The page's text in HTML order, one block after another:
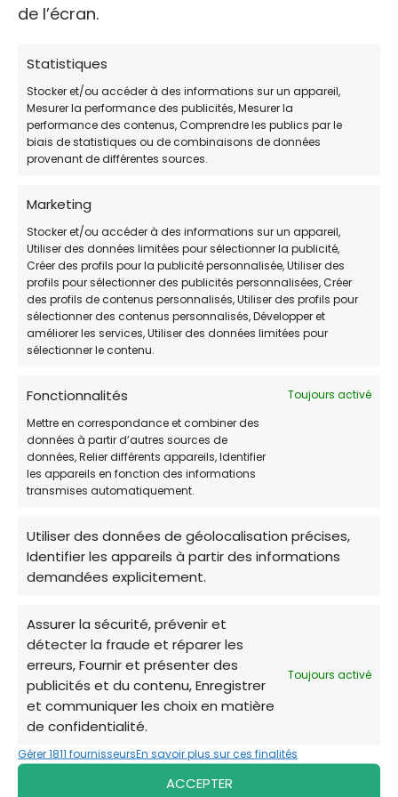
de l’écran.
Statistiques
Stocker et/ou accéder à des informations sur un appareil,
Mesurer la performance des publicités, Mesurer la
performance des contenus, Comprendre les publics par le
biais de statistiques ou de combinaisons de données
provenant de différentes sources.
Marketing
Stocker et/ou accéder à des informations sur un appareil,
Utiliser des données limitées pour sélectionner la publicité,
Créer des profils pour la publicité personnalisée, Utiliser des
profils pour sélectionner des publicités personnalisées, Créer
des profils de contenus personnalisés, Utiliser des profils pour
sélectionner des contenus personnalisés, Développer et
améliorer les services, Utiliser des données limitées pour
sélectionner le contenu.
Fonctionnalités
Toujours activé
Mettre en correspondance et combiner des
données à partir d’autres sources de
données, Relier différents appareils, Identifier
les appareils en fonction des informations
transmises automatiquement.
Utiliser des données de géolocalisation précises,
Identifier les appareils à partir des informations
demandées explicitement.
Assurer la sécurité, prévenir et
détecter la fraude et réparer les
erreurs, Fournir et présenter des
publicités et du contenu, Enregistrer
et communiquer les choix en matière
de confidentialité.
Toujours activé
Gérer 1811 fournisseursEn savoir plus sur ces finalités
ACCEPTER
L’Association Mérignac Chats Errants se
Mérignac. Elle apporte assistance et secours
aux chats abandonnés, maltraités ou errants.
Bien que l’association ne propose pas
directement de services vétérinaires gratuits,
elle peut orienter les propriétaires d’animaux en
Cliquez pour accepter les cookies
4. Clinique Vétérinaire Les Deux
🏥 Cabinet Vétérinaire
📌ADRESSE:190b Av. de l’Argonne, 33700 Mérignac
📞TÉLÉPHONE:05 56 97 10 17
🕓HORAIRES DE PERMANENCE:Du lundi au vendredi